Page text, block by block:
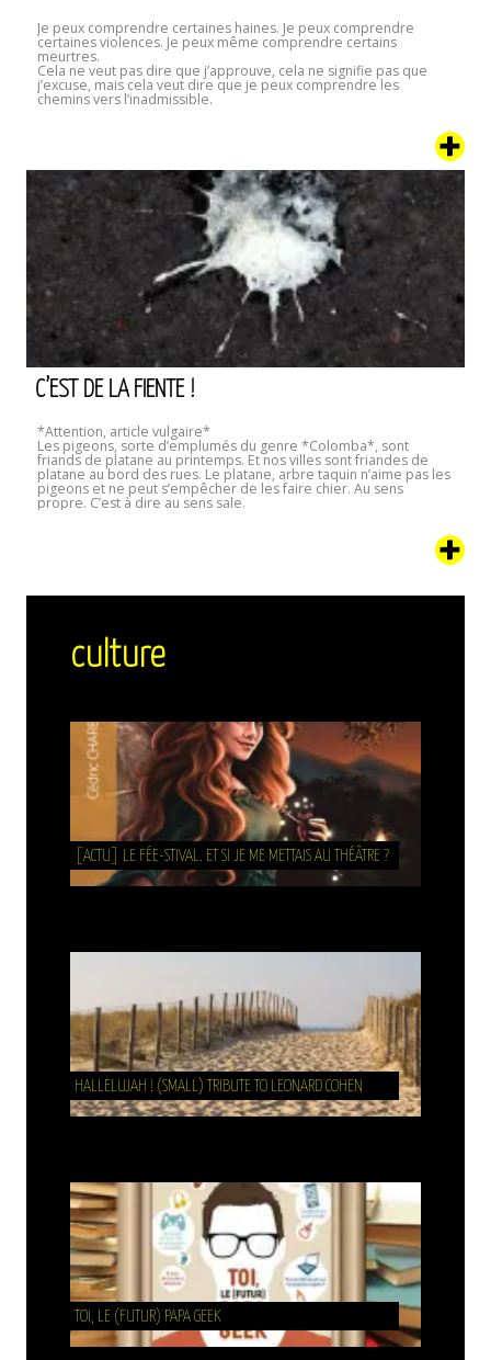
Je peux comprendre certaines haines. Je peux comprendre
certaines violences. Je peux même comprendre certains
meurtres.
Cela ne veut pas dire que j’approuve, cela ne signifie pas que
j’excuse, mais cela veut dire que je peux comprendre les
chemins vers l’inadmissible.
C’EST DE LA FIENTE !
*Attention, article vulgaire*
Les pigeons, sorte d’emplumés du genre *Colomba*, sont
friands de platane au printemps. Et nos villes sont friandes de
platane au bord des rues. Le platane, arbre taquin n’aime pas les
pigeons et ne peut s’empêcher de les faire chier. Au sens
propre. C’est à dire au sens sale.
culture
[ACTU] LE FÉE-STIVAL. ET SI JE ME METTAIS AU THÉÂTRE ?
HALLELUJAH ! (SMALL) TRIBUTE TO LEONARD COHEN
TOI, LE (FUTUR) PAPA GEEK